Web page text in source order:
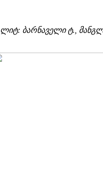
ლიტ: ბარნაველი ტ.,